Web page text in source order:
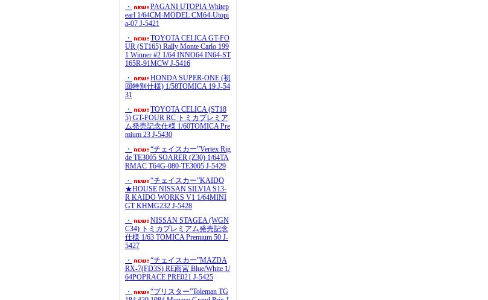
・
PAGANI UTOPIA Whitep
earl 1/64CM-MODEL CM64-Utopi
a-07 J-5421
・
TOYOTA CELICA GT-FO
UR (ST165) Rally Monte Carlo 199
1 Winner #2 1/64 INNO64 IN64-ST
165R-91MCW J-5416
・
HONDA SUPER-ONE (初
回特別仕様) 1/58TOMICA 19 J-54
31
・
TOYOTA CELICA (ST18
5) GT-FOUR RC トミカプレミア
ム発売記念仕様 1/60TOMICA Pre
mium 23 J-5430
・
“チェイスカー”Vertex Rig
de TE3005 SOARER (Z30) 1/64TA
RMAC T64G-080-TE3005 J-5429
・
“チェイスカー”KAIDO
★HOUSE NISSAN SILVIA S13-
R KAIDO WORKS V1 1/64MINI
GT KHMG232 J-5428
・
NISSAN STAGEA (WGN
C34) トミカプレミアム発売記念
仕様 1/63 TOMICA Premium 50 J-
5427
・
“チェイスカー”MAZDA
RX-7(FD3S) RE雨宮 Blue/White 1/
64POPRACE PRE021 J-5425
・
“ブリスター”Toleman TG